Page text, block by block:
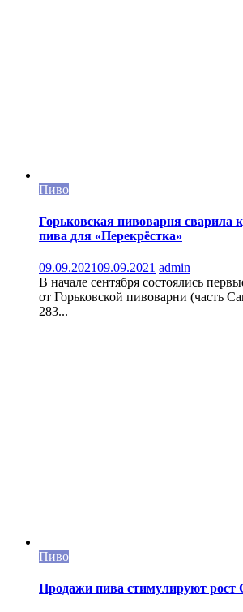
Пиво
Горьковская пивоварня сварила
пива для «Перекрёстка»
09.09.202109.09.2021 admin
В начале сентября состоялись
от Горьковской пивоварни (часть
283...
Пиво
Продажи пива стимулируют рост